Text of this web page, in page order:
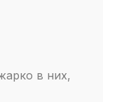
в них,